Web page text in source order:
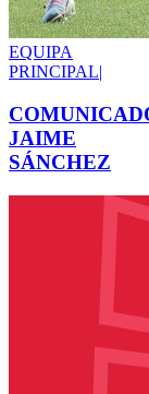
EQUIPA
PRINCIPAL|
JAIME
SÁNCHEZ